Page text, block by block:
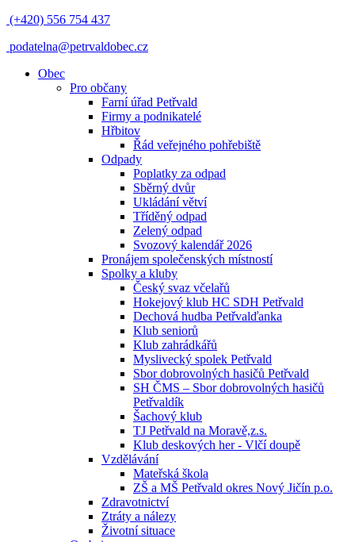
(+420) 556 754 437
podatelna@petrvaldobec.cz
Obec
Pro občany
Farní úřad Petřvald
Firmy a podnikatelé
Hřbitov
Řád veřejného pohřebiště
Odpady
Poplatky za odpad
Sběrný dvůr
Ukládání větví
Tříděný odpad
Zelený odpad
Svozový kalendář 2026
Pronájem společenských místností
Spolky a kluby
Český svaz včelařů
Hokejový klub HC SDH Petřvald
Dechová hudba Petřvalďanka
Klub seniorů
Klub zahrádkářů
Myslivecký spolek Petřvald
Sbor dobrovolných hasičů Petřvald
SH ČMS – Sbor dobrovolných hasičů
Petřvaldík
Šachový klub
TJ Petřvald na Moravě,z.s.
Klub deskových her - Vlčí doupě
Vzdělávání
Mateřská škola
ZŠ a MŠ Petřvald okres Nový Jičín p.o.
Zdravotnictví
Ztráty a nálezy
Životní situace